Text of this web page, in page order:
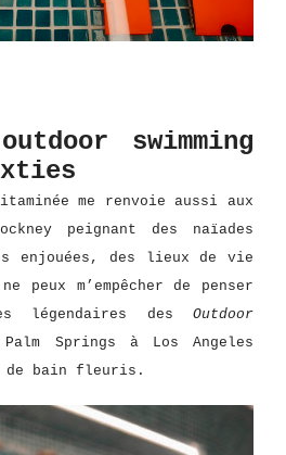
swimming
me renvoie aussi aux
peignant des naïades
enjouées, des lieux de vie
peux m’empêcher de penser
légendaires des Outdoor
Springs à Los Angeles
de bain fleuris.